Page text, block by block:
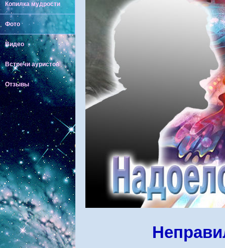
Копилка мудрости
Фото
Видео
Встречи ауристов
Отзывы